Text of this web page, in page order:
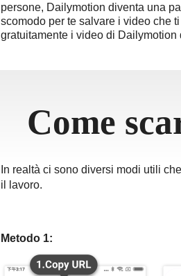
Việt Nam
ภาษาไทย
persone, Dailymotion diventa una
scomodo per te salvare i video che
gratuitamente i video di
Come
In realtà ci sono diversi modi utili
il lavoro.
Metodo 1: